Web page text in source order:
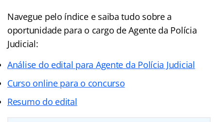
Navegue pelo índice e saiba tudo sobre a
oportunidade para o cargo de Agente da Polícia
Judicial:
Análise do edital para Agente da Polícia Judicial
Curso online para o concurso
Resumo do edital